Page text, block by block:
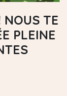
NOUS TE
PLEINE